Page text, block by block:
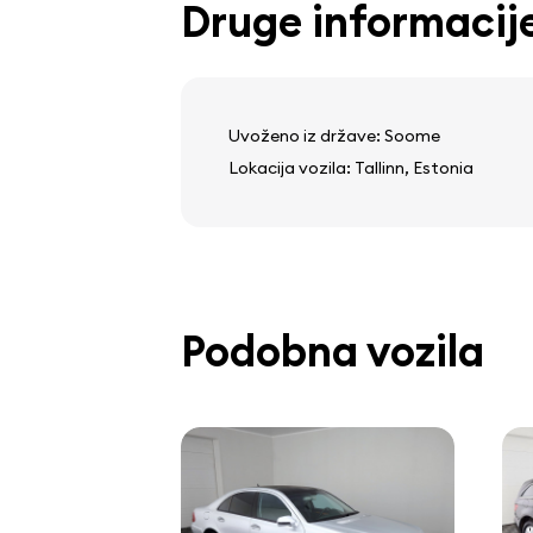
Druge
Uvoženo iz države: Soome
Lokacija vozila: Tallinn, Estonia
Podobna vozila